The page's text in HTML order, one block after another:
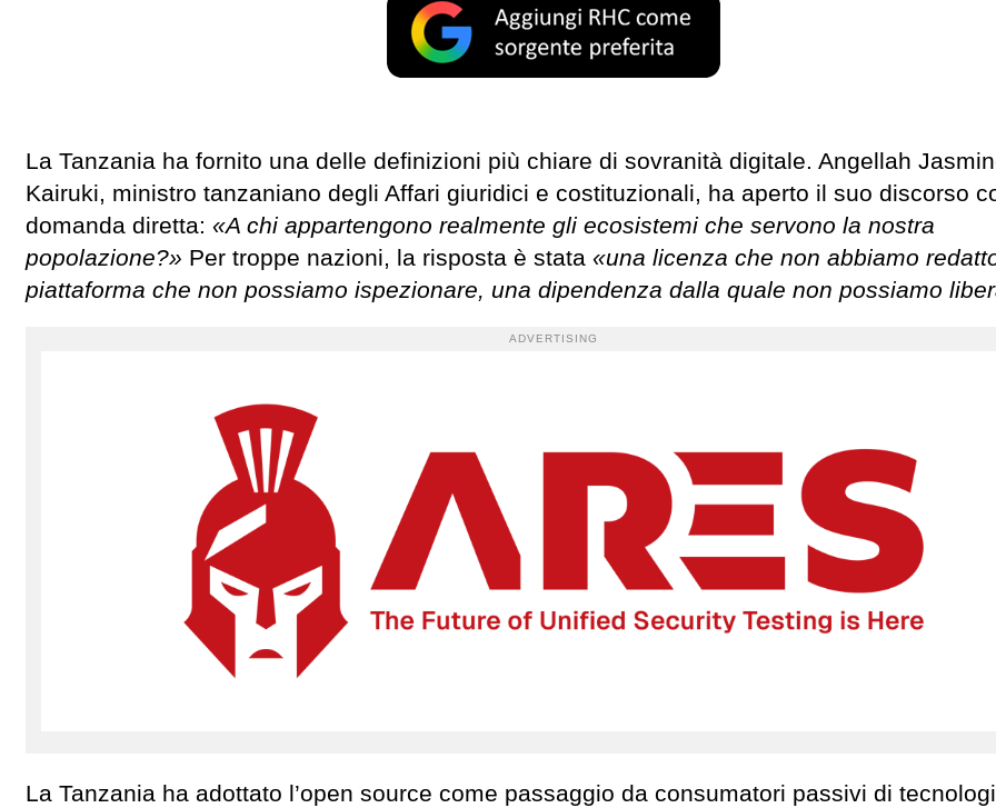
La Tanzania ha fornito una delle definizioni più chiare di sovranità digitale. Angellah
Kairuki, ministro tanzaniano degli Affari giuridici e costituzionali, ha aperto il suo discorso
domanda diretta: «A chi appartengono realmente gli ecosistemi che servono la nostra
popolazione?» Per troppe nazioni, la risposta è stata «una licenza che non abbiamo
piattaforma che non possiamo ispezionare, una dipendenza dalla quale non possiamo
ADVERTISING
La Tanzania ha adottato l’open source come passaggio da consumatori passivi di